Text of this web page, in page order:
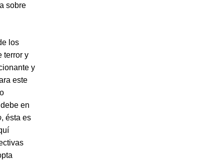
sobre
los
terror y
y
este
en
, ésta es